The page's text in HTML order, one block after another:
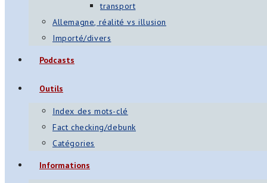
transport
Allemagne, réalité vs illusion
Importé/divers
Podcasts
Outils
Index des mots-clé
Fact checking/debunk
Catégories
Informations